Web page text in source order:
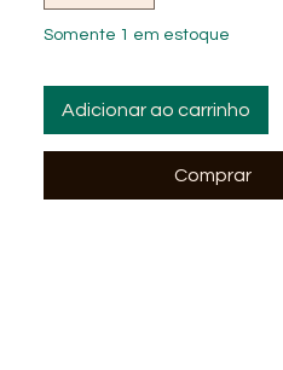
Somente 1 em estoque
Adicionar ao carrinho
Comprar